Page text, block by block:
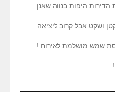
היפות בנווה שאנן
ושקט אבל קרוב ליציאה